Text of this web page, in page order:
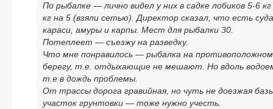
По рыбалке — лично видел у них в садке лобиков 5-6
кг на 5 (взяли сетью). Директор сказал, что есть
караси, амуры и карпы. Мест для рыбалки 30.
Потеплеет — съезжу на разведку.
Что мне понравилось — рыбалка на
берегу, т.е. отдыхающие не мешают. Но вдоль
т.е в дождь проблемы.
От трассы дорога гравийная, но чуть не доезжая
участок грунтовки — тоже нужно учесть.